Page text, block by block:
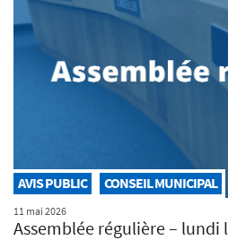
AVIS PUBLIC CONSEIL MUNICIPAL
11 mai 2026
Assemblée régulière – lundi